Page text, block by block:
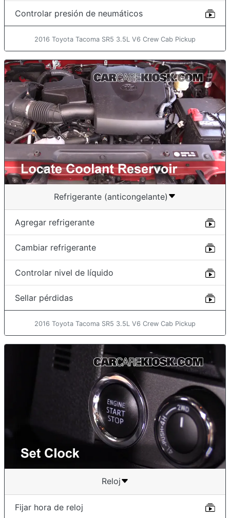
Controlar presión de neumáticos
2016 Toyota Tacoma SR5 3.5L V6 Crew Cab Pickup
Refrigerante (anticongelante)
Agregar refrigerante
Cambiar refrigerante
Controlar nivel de líquido
Sellar pérdidas
2016 Toyota Tacoma SR5 3.5L V6 Crew Cab Pickup
Reloj
Fijar hora de reloj